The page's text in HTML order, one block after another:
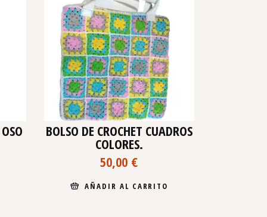
BOLSO DE CROCHET CUADROS
COLORES.
50,00 €
AÑADIR AL CARRITO